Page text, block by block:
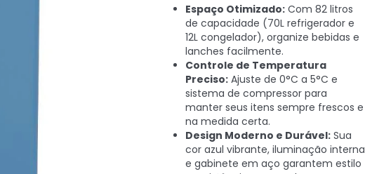
Espaço Otimizado: Com 82 litros
de capacidade (70L refrigerador e
12L congelador), organize bebidas e
lanches facilmente.
Controle de Temperatura
Preciso: Ajuste de 0°C a 5°C e
sistema de compressor para
manter seus itens sempre frescos e
na medida certa.
Design Moderno e Durável: Sua
cor azul vibrante, iluminação interna
e gabinete em aço garantem estilo